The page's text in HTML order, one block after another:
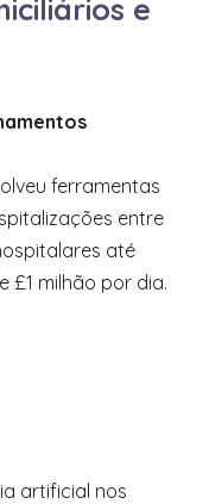
e
ferramentas
entre
até
£1 milhão por dia.
artificial nos